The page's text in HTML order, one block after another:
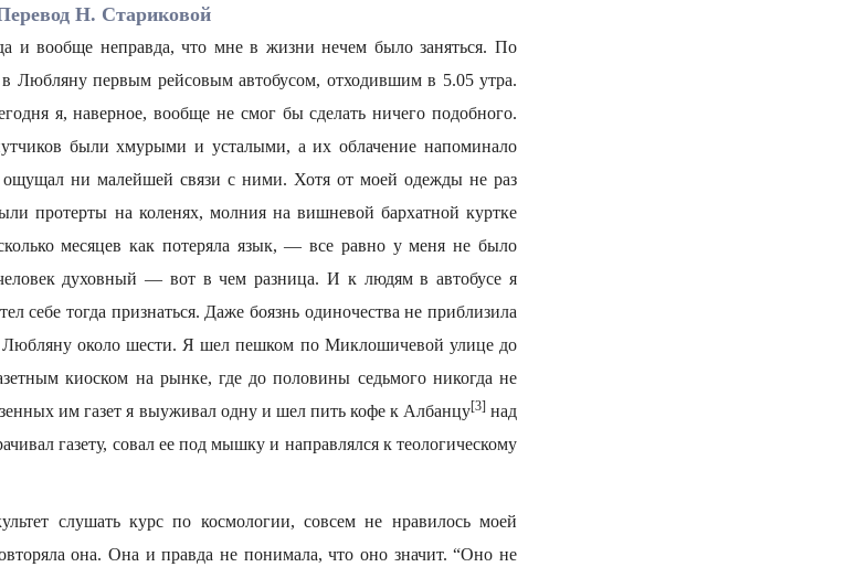
Н. Стариковой
и вообще неправда, что мне в жизни нечем было заняться. По
Любляну первым рейсовым автобусом, отходившим в 5.05 утра.
я, наверное, вообще не смог бы сделать ничего подобного.
были хмурыми и усталыми, а их облачение напоминало
ни малейшей связи с ними. Хотя от моей одежды не раз
протерты на коленях, молния на вишневой бархатной куртке
месяцев как потеряла язык, — все равно у меня не было
духовный — вот в чем разница. И к людям в автобусе я
себе тогда признаться. Даже боязнь одиночества не приблизила
около шести. Я шел пешком по Миклошичевой улице до
киоском на рынке, где до половины седьмого никогда не
им газет я выуживал одну и шел пить кофе к Албанцу[3]над
газету, совал ее под мышку и направлялся к теологическому
слушать курс по космологии, совсем не нравилось моей
она. Она и правда не понимала, что оно значит. “Оно не